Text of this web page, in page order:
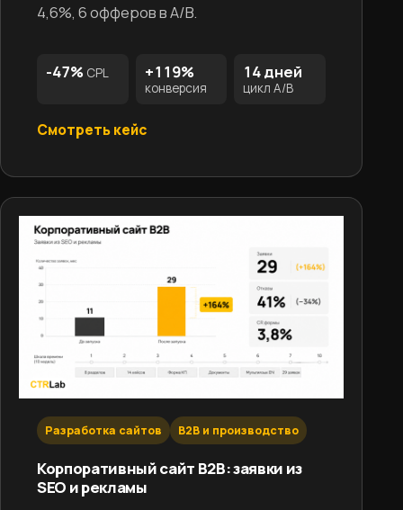
4,6%, 6 офферов в A/B.
-47% CPL +119%
конверсия
14 дней
цикл A/B
Смотреть кейс
Разработка сайтов B2B и производство
Корпоративный сайт B2B: заявки из
SEO и рекламы